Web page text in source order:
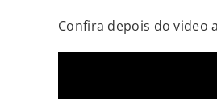
Confira depois do video